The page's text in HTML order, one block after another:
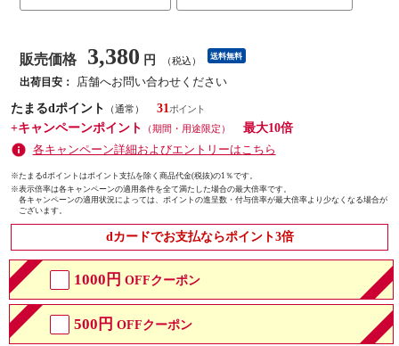
販売価格 3,380 円 （税込） 送料無料
出荷目安：
店舗へお問い合わせください
たまるdポイント
（通常）
31
+キャンペーンポイント
（期間・用途限定）
最大10倍
各キャンペーン詳細およびエントリーはこちら
※たまるdポイントはポイント支払を除く商品代金(税抜)の1％です。
※表示倍率は各キャンペーンの適用条件を全て満たした場合の最大倍率です。
各キャンペーンの適用状況によっては、ポイントの進呈数・付与倍率が最大倍率より少なくなる場合が
ございます。
dカードでお支払ならポイント3倍
1000円 OFFクーポン
500円 OFFクーポン